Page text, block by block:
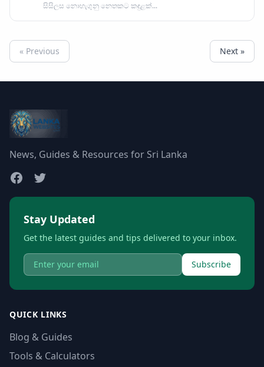
සිසිලස නොහැගුනු නෙතකට කඳුළක්...
« Previous Next »
News, Guides & Resources for Sri Lanka
Stay Updated
Get the latest guides and tips delivered to your inbox.
Subscribe
QUICK LINKS
Blog & Guides
Tools & Calculators